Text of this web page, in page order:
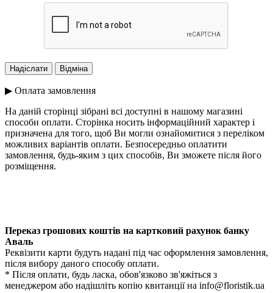
▶ Оплата замовлення
На даній сторінці зібрані всі доступні в нашому магазині
способи оплати. Сторінка носить інформаційний характер і
призначена для того, щоб Ви могли ознайомитися з переліком
можливих варіантів оплати. Безпосередньо оплатити
замовлення, будь-яким з цих способів, Ви зможете після його
розміщення.
Переказ грошових коштів на картковий рахунок банку
Аваль
Реквізити карти будуть надані під час оформлення замовлення,
після вибору даного способу оплати.
* Після оплати, будь ласка, обов'язково зв'яжіться з
менеджером або надішліть копію квитанції на info@floristik.ua